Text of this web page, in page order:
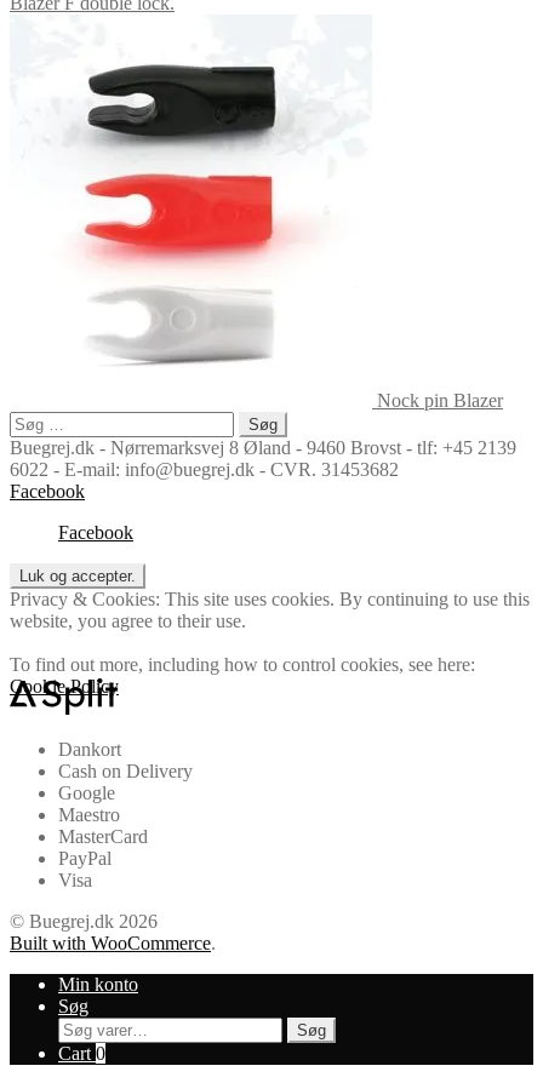
Nock pin Blazer
Søg
efter:
Buegrej.dk - Nørremarksvej 8 Øland - 9460 Brovst - tlf: +45 2139
6022 - E-mail: info@buegrej.dk - CVR. 31453682
Facebook
Facebook
Privacy & Cookies: This site uses cookies. By continuing to use this
website, you agree to their use.
To find out more, including how to control cookies, see here:
Cookie Policy
Dankort
Cash on Delivery
Google
Maestro
MasterCard
PayPal
Visa
© Buegrej.dk 2026
Built with WooCommerce.
Min konto
Søg
Søg
efter:
Søg
Cart 0